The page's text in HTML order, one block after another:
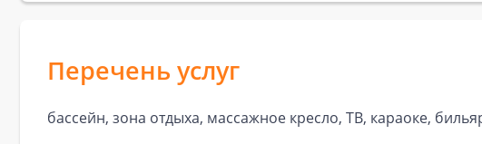
Перечень услуг
бассейн, зона отдыха, массажное кресло, ТВ, караоке,